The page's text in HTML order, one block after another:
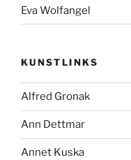
Eva Wolfangel
KUNSTLINKS
Alfred Gronak
Ann Dettmar
Annet Kuska